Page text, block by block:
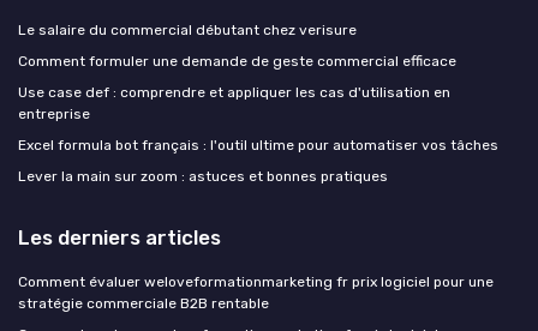
Le salaire du commercial débutant chez verisure
Comment formuler une demande de geste commercial efficace
Use case def : comprendre et appliquer les cas d'utilisation en
entreprise
Excel formula bot français : l'outil ultime pour automatiser vos tâches
Lever la main sur zoom : astuces et bonnes pratiques
Les derniers articles
Comment évaluer weloveformationmarketing fr prix logiciel pour une
stratégie commerciale B2B rentable